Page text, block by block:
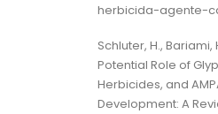
herbicida-agente-
Schluter, H., Bariami,
Potential Role of
Herbicides, and
Development: A